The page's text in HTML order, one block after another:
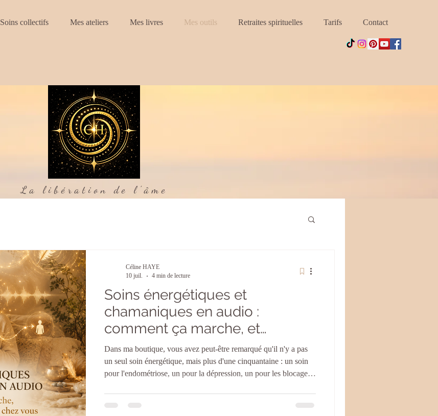
Soins collectifs Mes ateliers Mes livres Mes outils Retraites spirituelles Tarifs Contact
La libération de l'âme
Soins énergétiques et
chamaniques en audio :
comment ça marche, et
comment les recevoir chez
vous
Dans ma boutique, vous avez peut-être remarqué qu'il n'y a pas
un seul soin énergétique, mais plus d'une cinquantaine : un soin
pour l'endométriose, un pour la dépression, un pour les blocages
Céline HAYE
10 juil.
4 min de lecture